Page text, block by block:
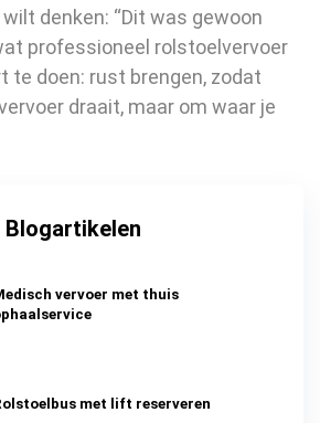
denken: “Dit was gewoon
professioneel rolstoelvervoer
te doen: rust brengen, zodat
draait, maar om waar je
Blogartikelen
vervoer met thuis
met lift reserveren